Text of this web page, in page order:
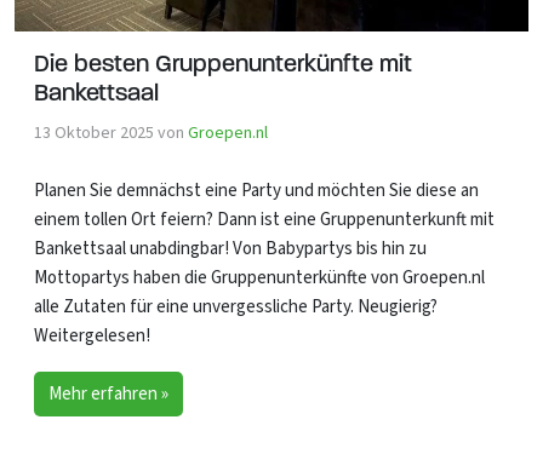
Die besten Gruppenunterkünfte mit
Bankettsaal
13 Oktober 2025 von Groepen.nl
Planen Sie demnächst eine Party und möchten Sie diese an
einem tollen Ort feiern? Dann ist eine Gruppenunterkunft mit
Bankettsaal unabdingbar! Von Babypartys bis hin zu
Mottopartys haben die Gruppenunterkünfte von Groepen.nl
alle Zutaten für eine unvergessliche Party. Neugierig?
Weitergelesen!
Mehr erfahren »